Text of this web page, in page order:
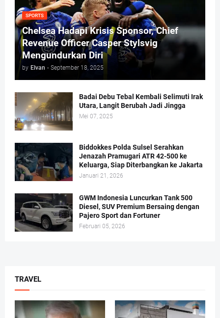
SPORTS
Chelsea Hadapi Krisis Sponsor, Chief
Revenue Officer Casper Stylsvig
Mengundurkan Diri
by Elvan - September 18, 2025
Badai Debu Tebal Kembali Selimuti Irak
Utara, Langit Berubah Jadi Jingga
Mei 07, 2025
Biddokkes Polda Sulsel Serahkan
Jenazah Pramugari ATR 42-500 ke
Keluarga, Siap Diterbangkan ke Jakarta
Januari 21, 2026
GWM Indonesia Luncurkan Tank 500
Diesel, SUV Premium Bersaing dengan
Pajero Sport dan Fortuner
Februari 05, 2026
TRAVEL